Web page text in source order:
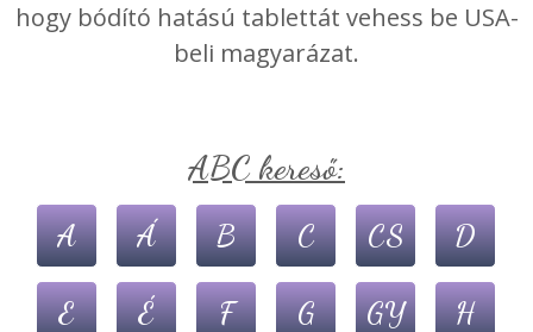
hogy bódító hatású tablettát vehess be USA-
beli magyarázat.
ABC kereső:
A Á B C CS D
E É F G GY H